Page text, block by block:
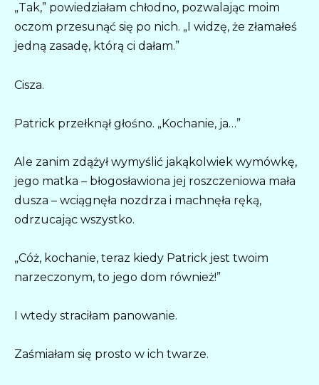
„Tak,” powiedziałam chłodno, pozwalając moim
oczom przesunąć się po nich. „I widzę, że złamałeś
jedną zasadę, którą ci dałam.”
Cisza.
Patrick przełknął głośno. „Kochanie, ja…”
Ale zanim zdążył wymyślić jakąkolwiek wymówkę,
jego matka – błogosławiona jej roszczeniowa mała
dusza – wciągnęła nozdrza i machnęła ręką,
odrzucając wszystko.
„Cóż, kochanie, teraz kiedy Patrick jest twoim
narzeczonym, to jego dom również!”
I wtedy straciłam panowanie.
Zaśmiałam się prosto w ich twarze.